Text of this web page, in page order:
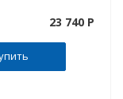
23 740 P